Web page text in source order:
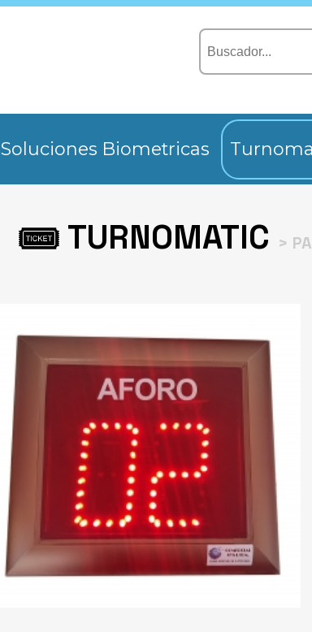
Soluciones Biometricas
TURNOMATIC >